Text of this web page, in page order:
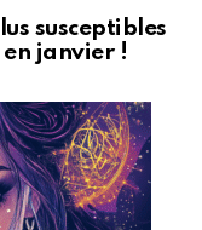
susceptibles
janvier !